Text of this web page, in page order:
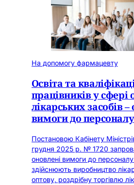
На допомогу фармацевту
Освіта та
працівників у сфері
лікарських засобів –
вимоги до персоналу
Постановою Кабінету
грудня 2025 р. № 1720
оновлені вимоги до персоналу
здійснюють виробництво
оптову, роздрібну торгівлю